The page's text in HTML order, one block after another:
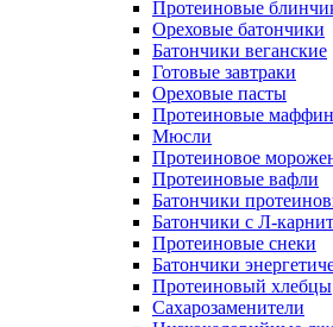
Протеиновые
Ореховые батончики
Батончики веганские
Готовые завтраки
Ореховые пасты
Протеиновые
Мюсли
Протеиновое
Протеиновые вафли
Батончики
Батончики с Л-
Протеиновые снеки
Батончики
Протеиновый хлебцы
Сахарозаменители